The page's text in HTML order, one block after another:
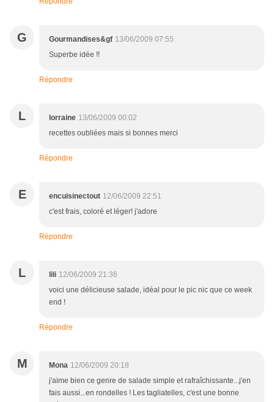
G Gourmandises&gf 13/06/2009 07:55
Superbe idée !!
Répondre
L lorraine 13/06/2009 00:02
recettes oubliées mais si bonnes merci
Répondre
E encuisinectout 12/06/2009 22:51
c'est frais, coloré et léger! j'adore
Répondre
L lili 12/06/2009 21:36
voici une délicieuse salade, idéal pour le pic nic que ce week
end !
Répondre
M Mona 12/06/2009 20:18
j'aime bien ce genre de salade simple et rafraîchissante...j'en
fais aussi...en rondelles ! Les tagliatelles, c'est une bonne